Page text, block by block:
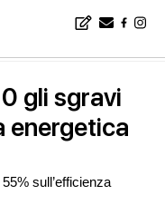
gli sgravi
energetica
sull’efficienza